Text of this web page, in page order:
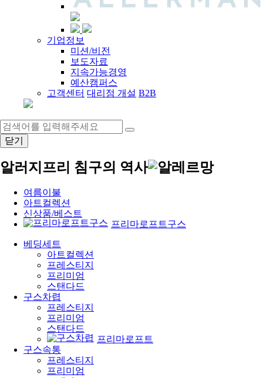
기업정보
미션/비전
보도자료
지속가능경영
예산캠퍼스
고객센터 대리점 개설 B2B
닫기
알러지프리 침구의 역사
여름이불
아트컬렉션
신상품/베스트
프리마로프트구스
베딩세트
아트컬렉션
프레스티지
프리미엄
스탠다드
구스차렵
프레스티지
프리미엄
스탠다드
프리마로프트
구스속통
프레스티지
프리미엄